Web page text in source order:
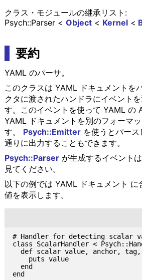
クラス・モジュールの継承リスト:
Kernel
Object
Psych::Parser
要約
YAML のパーサ。
このクラスは YAML ドキュメントを
クタに渡されたハンドラにイベント
す。このイベントを使って YAML の
YAML ドキュメントを別のフォーマ
す。 Psych::Emitterを使うとパース
通りに出力することもできます。
Psych::Parserが生成するイベントは
見てください。
以下の例では YAML ドキュメント に
値を表示します。
# Handler for detecting scalar
class ScalarHandler <
def scalar value, anchor,
    puts value
  end
end